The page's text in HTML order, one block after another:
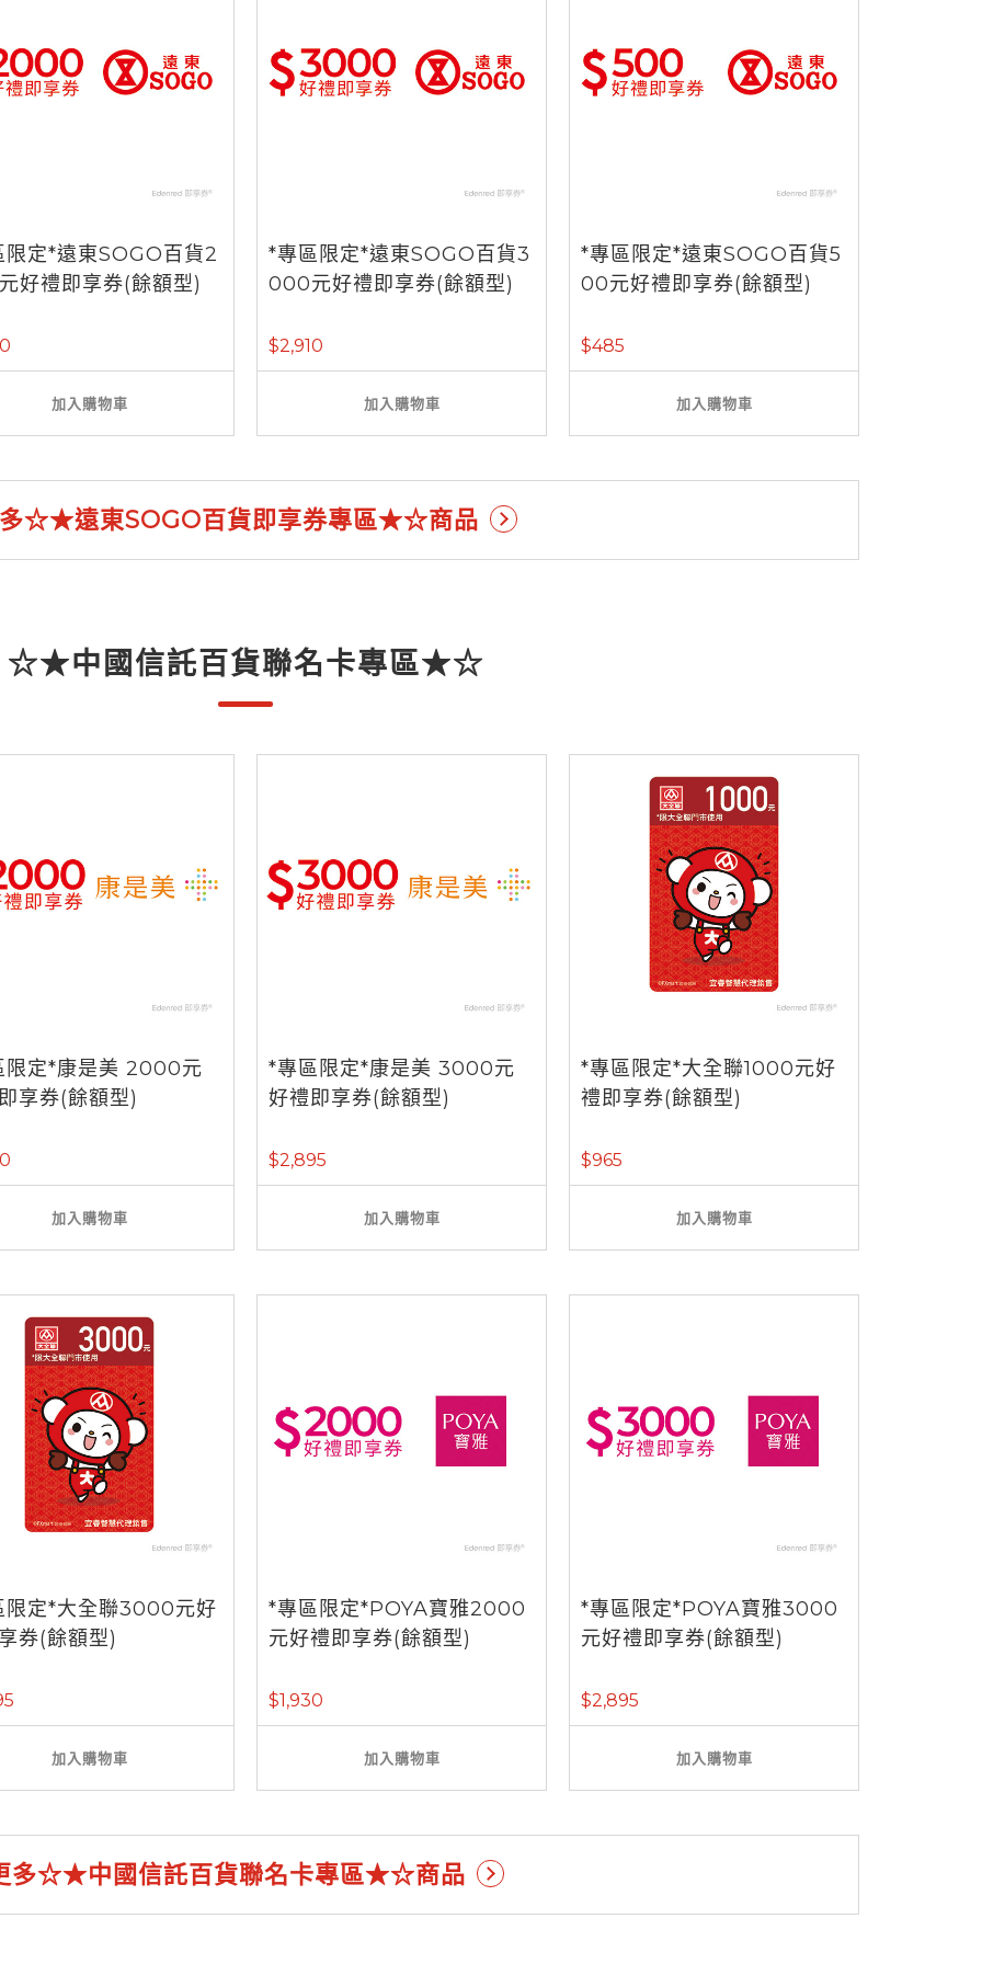
限定*遠東SOGO百貨2
好禮即享券(餘額型)
加入購物車
*專區限定*遠東SOGO百貨3
000元好禮即享券(餘額型)
$2,910
加入購物車
*專區限定*遠東SOGO百貨5
00元好禮即享券(餘額型)
$485
加入購物車
☆★遠東SOGO百貨即享券專區★☆商品
☆★中國信託百貨聯名卡專區★☆
限定*康是美 2000元
享券(餘額型)
加入購物車
*專區限定*康是美 3000元
好禮即享券(餘額型)
$2,895
加入購物車
*專區限定*大全聯1000元好
禮即享券(餘額型)
$965
加入購物車
限定*大全聯3000元好
券(餘額型)
加入購物車
*專區限定*POYA寶雅2000
元好禮即享券(餘額型)
$1,930
加入購物車
*專區限定*POYA寶雅3000
元好禮即享券(餘額型)
$2,895
加入購物車
多☆★中國信託百貨聯名卡專區★☆商品